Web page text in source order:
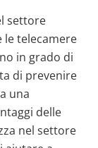
settore
le telecamere
in grado di
di prevenire
una
delle
nel settore